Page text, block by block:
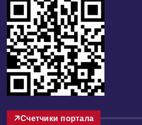
Счетчики портала